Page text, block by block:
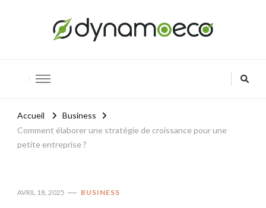
Accueil
Business
Comment élaborer une stratégie de croissance pour une
petite entreprise ?
AVRIL 18, 2025 BUSINESS